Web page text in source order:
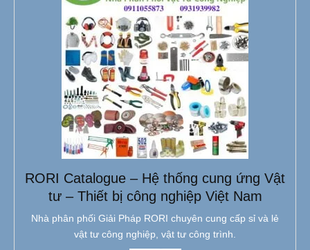
RORI Catalogue – Hệ thống cung ứng Vật
tư – Thiết bị công nghiệp Việt Nam
Nhà phân phối Giải Pháp RORI chuyên cung cấp sỉ và lẻ
vật tư công nghiệp, vật tư công trình.